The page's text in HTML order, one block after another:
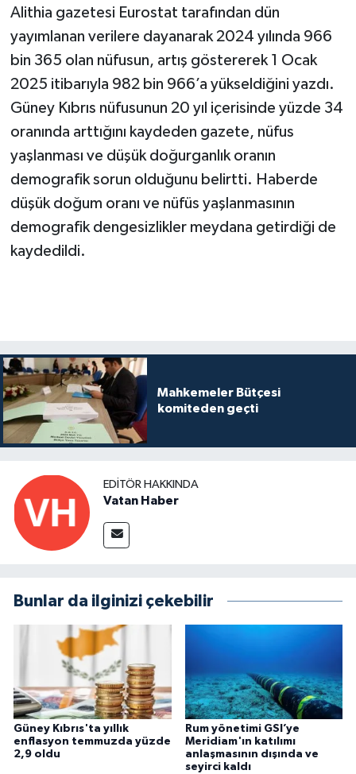
Alithia gazetesi Eurostat tarafından dün
yayımlanan verilere dayanarak 2024 yılında 966
bin 365 olan nüfusun, artış göstererek 1 Ocak
2025 itibarıyla 982 bin 966’a yükseldiğini yazdı.
Güney Kıbrıs nüfusunun 20 yıl içerisinde yüzde 34
oranında arttığını kaydeden gazete, nüfus
yaşlanması ve düşük doğurganlık oranın
demografik sorun olduğunu belirtti. Haberde
düşük doğum oranı ve nüfüs yaşlanmasının
demografik dengesizlikler meydana getirdiği de
kaydedildi.
Mahkemeler Bütçesi
komiteden geçti
EDITÖR HAKKINDA
Vatan Haber
Bunlar da ilginizi çekebilir
Güney Kıbrıs'ta yıllık
enflasyon temmuzda yüzde
2,9 oldu
Rum yönetimi GSI’ye
Meridiam'ın katılımı
anlaşmasının dışında ve
seyirci kaldı